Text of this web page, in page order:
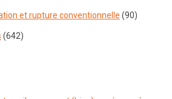
et rupture conventionnelle (90)
(642)